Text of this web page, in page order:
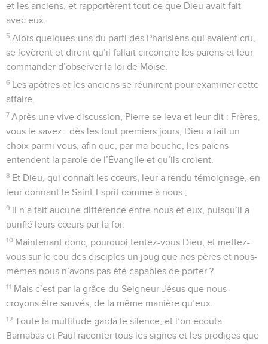
et les anciens, et rapportèrent tout ce que Dieu avait fait
avec eux.
5 Alors quelques-uns du parti des Pharisiens qui avaient cru,
se levèrent et dirent qu’il fallait circoncire les païens et leur
commander d’observer la loi de Moïse.
6 Les apôtres et les anciens se réunirent pour examiner cette
affaire.
7 Après une vive discussion, Pierre se leva et leur dit : Frères,
vous le savez : dès les tout premiers jours, Dieu a fait un
choix parmi vous, afin que, par ma bouche, les païens
entendent la parole de l’Évangile et qu’ils croient.
8 Et Dieu, qui connaît les cœurs, leur a rendu témoignage, en
leur donnant le Saint-Esprit comme à nous ;
9 il n’a fait aucune différence entre nous et eux, puisqu’il a
purifié leurs cœurs par la foi.
10 Maintenant donc, pourquoi tentez-vous Dieu, et mettez-
vous sur le cou des disciples un joug que nos pères et nous-
mêmes nous n’avons pas été capables de porter ?
11 Mais c’est par la grâce du Seigneur Jésus que nous
croyons être sauvés, de la même manière qu’eux.
12 Toute la multitude garda le silence, et l’on écouta
Barnabas et Paul raconter tous les signes et les prodiges que